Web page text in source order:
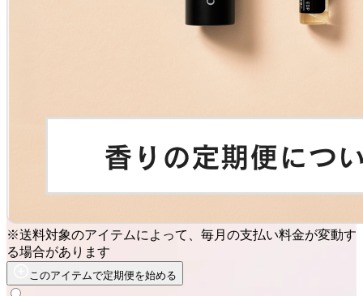
※送料対象のアイテムによって、毎月の支払い料金が変動す
る場合があります
このアイテムで定期便を始める